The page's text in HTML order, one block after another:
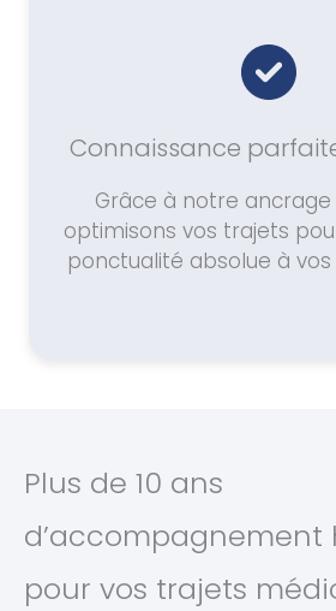
Connaissance
Grâce à notre ancrage
optimisons vos trajets
ponctualité absolue à
Plus de 10 ans
d’accompagnement
pour vos trajets